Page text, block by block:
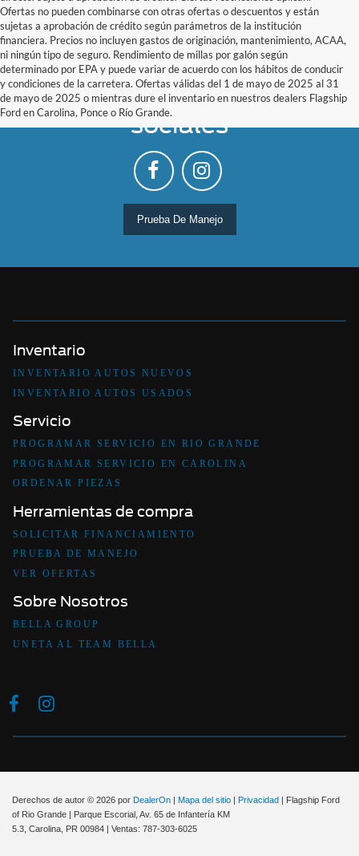
Ofertas no pueden combinarse con otras ofertas o descuentos y están
sujetas a aprobación de crédito según parámetros de la institución
financiera. Precios no incluyen gastos de originación, mantenimiento, ACAA,
ni ningún tipo de seguro. Rendimiento de millas por galón según
determinado por EPA y puede variar de acuerdo con los hábitos de conducir
y condiciones de la carretera. Ofertas válidas del 1 de mayo de 2025 al 31
de mayo de 2025 o mientras dure el inventario en nuestros dealers Flagship
Ford en Carolina, Ponce o Río Grande.
Síguenos en las redes
sociales
Prueba De Manejo
Inventario
INVENTARIO AUTOS NUEVOS
INVENTARIO AUTOS USADOS
Servicio
PROGRAMAR SERVICIO EN RIO GRANDE
PROGRAMAR SERVICIO EN CAROLINA
ORDENAR PIEZAS
Herramientas de compra
SOLICITAR FINANCIAMIENTO
PRUEBA DE MANEJO
VER OFERTAS
Sobre Nosotros
BELLA GROUP
UNETA AL TEAM BELLA
Derechos de autor © 2026 por DealerOn | Mapa del sitio | Privacidad | Flagship Ford
of Rio Grande | Parque Escorial, Av. 65 de Infantería KM
5.3, Carolina, PR 00984 | Ventas: 787-303-6025